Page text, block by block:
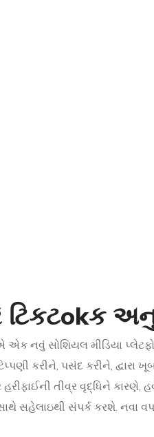
ટિકટokક
એક નવું સોશિયલ મીડિયા
કરીને, પસંદ કરીને, દ્વારા
હરીફાઈની તીવ્ર વૃદ્ધિને
સહેલાઇથી સંપર્ક કરશે. નવા